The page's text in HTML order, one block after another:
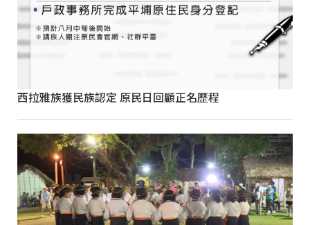
西拉雅族獲民族認定 原民日回顧正名歷程